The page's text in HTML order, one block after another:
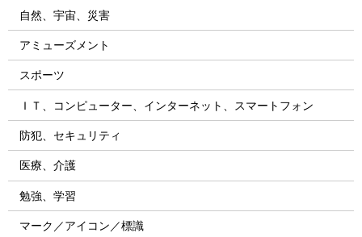
自然、宇宙、災害
アミューズメント
スポーツ
ＩＴ、コンピューター、インターネット、スマートフォン
防犯、セキュリティ
医療、介護
勉強、学習
マーク／アイコン／標識